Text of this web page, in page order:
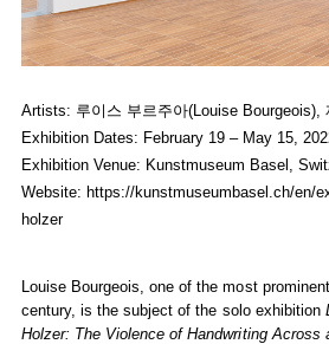
Jenny Holzer,Louise Bourgeois
February 19, 2022 - May 15, 2022
Installation view ofLouise Bourgeois x
© The Easton Foundation/2022,
Artists: 루이스 부르주아(Louise Bourgeois),
Exhibition Dates: February 19 – May 15,
Exhibition Venue: Kunstmuseum Basel,
Website: https://kunstmuseumbasel.ch/en/
holzer
Louise Bourgeois, one of the most
century, is the subject of the solo exhibition
Holzer: The Violence of Handwriting Across